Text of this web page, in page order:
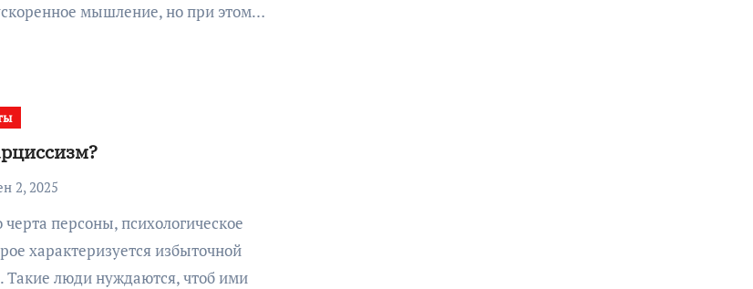
мышление, но при этом…
2, 2025
характеризуется избыточной
Такие люди нуждаются, чтоб ими